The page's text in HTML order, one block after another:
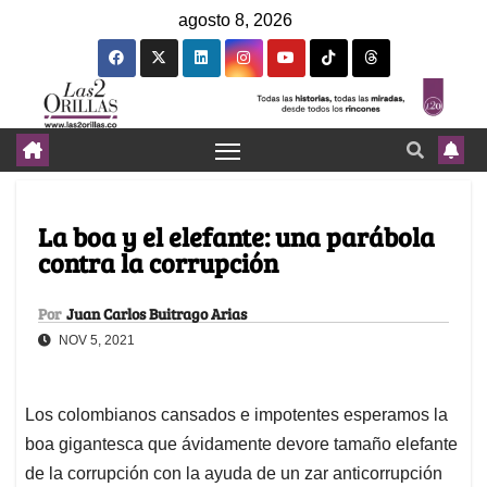
agosto 8, 2026
La boa y el elefante: una parábola
contra la corrupción
Por Juan Carlos Buitrago Arias
NOV 5, 2021
Los colombianos cansados e impotentes esperamos la
boa gigantesca que ávidamente devore tamaño elefante
de la corrupción con la ayuda de un zar anticorrupción